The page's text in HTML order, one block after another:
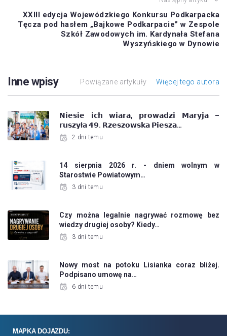
XXIII edycja Wojewódzkiego Konkursu Podkarpacka
Tęcza pod hasłem „Bajkowe Podkarpacie” w Zespole
Szkół Zawodowych im. Kardynała Stefana
Wyszyńskiego w Dynowie
Inne wpisy Powiązane artykuły Więcej tego autora
𝗡𝗶𝗲𝘀𝗶𝗲 𝗶𝗰𝗵 𝘄𝗶𝗮𝗿𝗮, 𝗽𝗿𝗼𝘄𝗮𝗱𝘇𝗶 𝗠𝗮𝗿𝘆𝗷𝗮 –
𝗿𝘂𝘀𝘇𝘆ł𝗮 𝟰𝟵. 𝗥𝘇𝗲𝘀𝘇𝗼𝘄𝘀𝗸𝗮 𝗣𝗶𝗲𝘀𝘇𝗮…
2 dni temu
14 sierpnia 2026 r. - dniem wolnym w
Starostwie Powiatowym…
3 dni temu
Czy można legalnie nagrywać rozmowę bez
wiedzy drugiej osoby? Kiedy…
3 dni temu
Nowy most na potoku Lisianka coraz bliżej.
Podpisano umowę na…
6 dni temu
MAPKA DOJAZDU: